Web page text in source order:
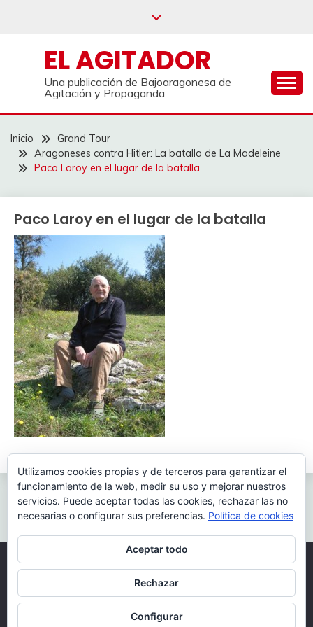
EL AGITADOR
Una publicación de Bajoaragonesa de
Agitación y Propaganda
Inicio
Grand Tour
Aragoneses contra Hitler: La batalla de La Madeleine
Paco Laroy en el lugar de la batalla
Paco Laroy en el lugar de la batalla
Navegación
de
entradas
Anterior:
Aragoneses contra Hitler: La batalla de La Madeleine
Todos los derechos reservados 2026.
Funciona gracias a WordPress
|
Tema: Fairy por
Candid Themes
Utilizamos cookies propias y de terceros para garantizar el
funcionamiento de la web, medir su uso y mejorar nuestros
servicios. Puede aceptar todas las cookies, rechazar las no
necesarias o configurar sus preferencias. Política de cookies
Aceptar todo
Rechazar
Configurar